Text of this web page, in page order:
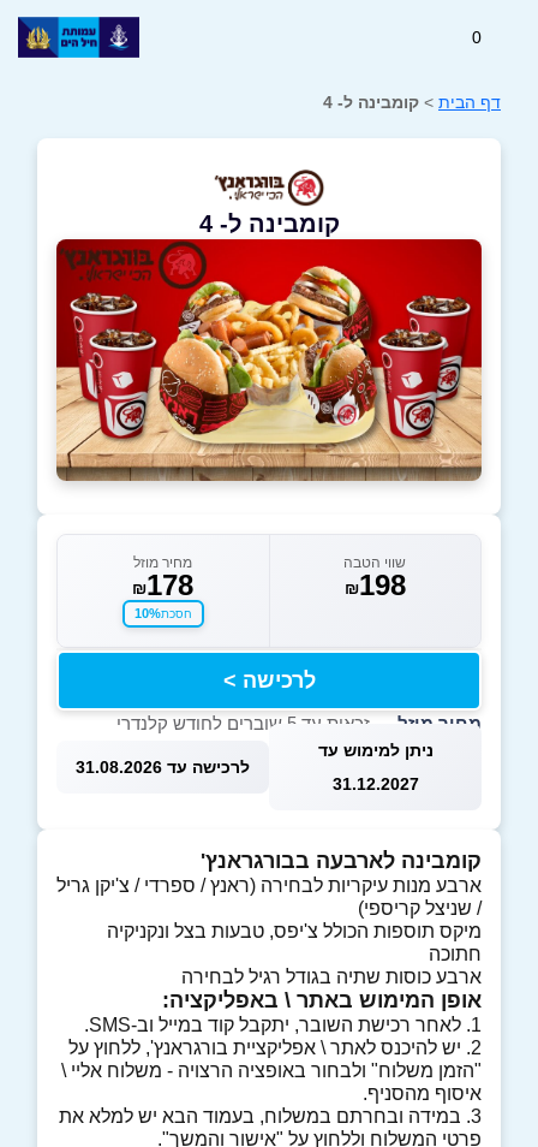
0
דף הבית > קומבינה ל- 4
קומבינה ל- 4
שווי הטבה
₪198
מחיר מוזל
₪178
חסכת10%
לרכישה >
מחיר מוזל — זכאות עד 5 שוברים לחודש קלנדרי
ניתן למימוש עד
31.12.2027
לרכישה עד 31.08.2026
קומבינה לארבעה בבורגראנץ'
ארבע מנות עיקריות לבחירה (ראנץ / ספרדי / צ'יקן גריל
/ שניצל קריספי)
מיקס תוספות הכולל צ'יפס, טבעות בצל ונקניקיה
חתוכה
ארבע כוסות שתיה בגודל רגיל לבחירה
אופן המימוש באתר \ באפליקציה:
1. לאחר רכישת השובר, יתקבל קוד במייל וב-SMS.
2. יש להיכנס לאתר \ אפליקציית בורגראנץ', ללחוץ על
"הזמן משלוח" ולבחור באופציה הרצויה - משלוח אליי \
איסוף מהסניף.
3. במידה ובחרתם במשלוח, בעמוד הבא יש למלא את
פרטי המשלוח וללחוץ על "אישור והמשך".